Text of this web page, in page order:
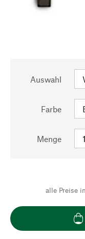
Auswahl
Farbe
Menge
alle Preise